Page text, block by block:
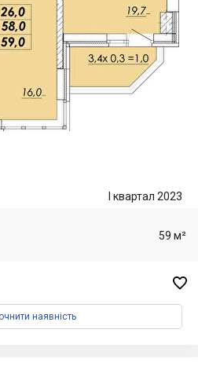
I квартал 2023
59 м²

наявність